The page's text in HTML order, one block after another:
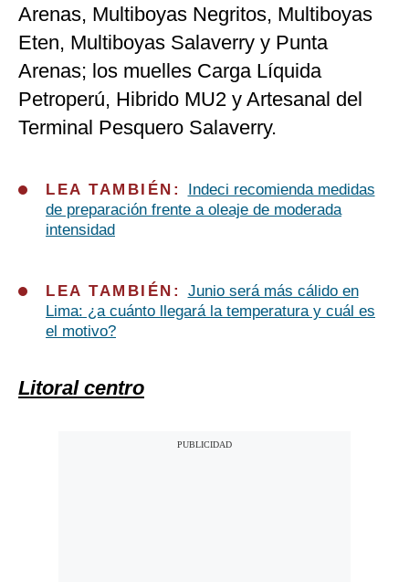
Arenas, Multiboyas Negritos, Multiboyas
Eten, Multiboyas Salaverry y Punta
Arenas; los muelles Carga Líquida
Petroperú, Hibrido MU2 y Artesanal del
Terminal Pesquero Salaverry.
LEA TAMBIÉN:
Indeci recomienda medidas
de preparación frente a oleaje de moderada
intensidad
LEA TAMBIÉN: Junio será más cálido en
Lima: ¿a cuánto llegará la temperatura y cuál es
el motivo?
Litoral centro